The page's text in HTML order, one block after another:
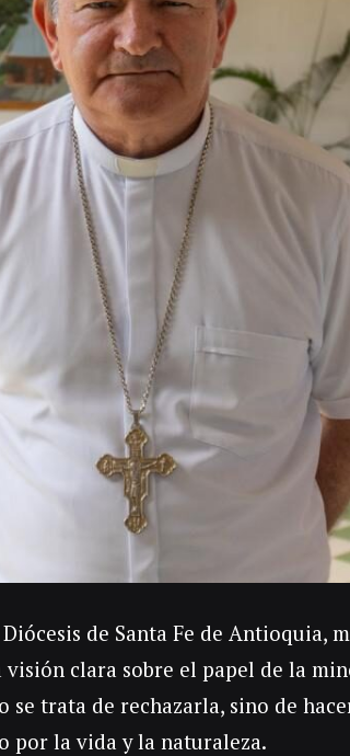
de Santa Fe de Antioquia,
visión clara sobre el papel de la
trata de rechazarla, sino de
por la vida y la naturaleza.